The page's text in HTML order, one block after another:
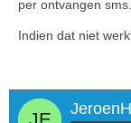
per ontvangen
Indien dat niet
JeroenH